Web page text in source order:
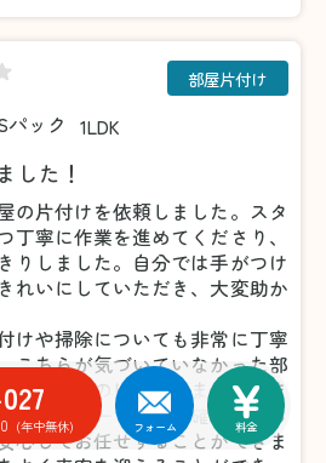
パック 1LDK
部屋片付け
した！
の片付けを依頼しました。スタ
丁寧に作業を進めてくださり、
りしました。自分では手がつけ
れいにしていただき、大変助か
けや掃除についても非常に丁寧
こちらが気づいていなかった部
ださったのには驚きました。ま
ついても一つひとつ確認を取っ
心してお任せすることができま
(年中無休) フォーム 料金